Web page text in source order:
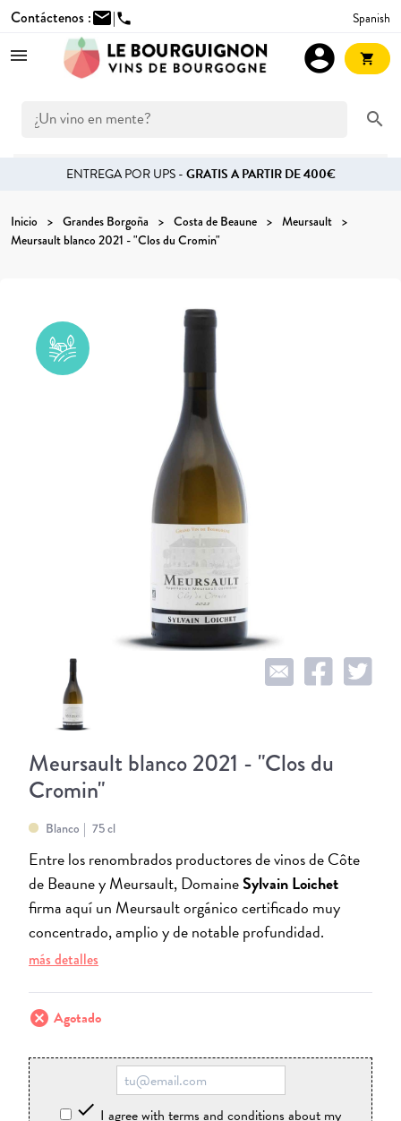
Contáctenos :mail|phone Spanish
search
account_circle shopping_cart
ENTREGA POR UPS -GRATIS A PARTIR DE 400€
Inicio Grandes Borgoña Costa de Beaune
Meursault
Meursault blanco 2021 - "Clos du Cromin"
Meursault blanco 2021 - "Clos du
Cromin"
Blanco 75 cl
Entre los renombrados productores de vinos de Côte
de Beaune y Meursault, DomaineSylvain Loichet
firma aquí un Meursault orgánico certificado muy
concentrado, amplio y de notable profundidad.
más detalles
cancel Agotado
 I agree with terms and conditions about my